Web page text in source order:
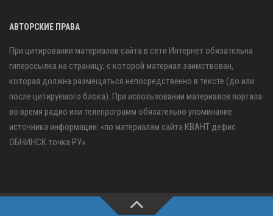
АВТОРСКИЕ ПРАВА
При цитировании материалов сайта в сети Интернет обязательна
гиперссылка на страницу, с которой материал заимствован,
которая должна размещаться непосредственно в тексте (до или
после цитируемого блока). При использовании материалов портала
во время радио или телепрограмм обязательно упоминание
источника информации: «по материалам сайта КВАНТ дефис
ОБНИНСК точка РУ».